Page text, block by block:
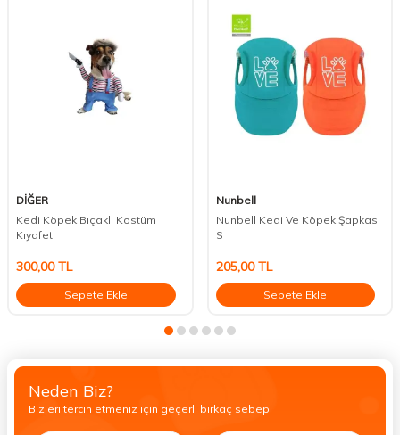
DİĞER
Kedi Köpek Bıçaklı Kostüm
Kıyafet
300,00TL
Sepete Ekle
Nunbell
Nunbell Kedi Ve Köpek Şapkası
S
205,00TL
Sepete Ekle
Neden Biz?
Bizleri tercih etmeniz için geçerli birkaç sebep.